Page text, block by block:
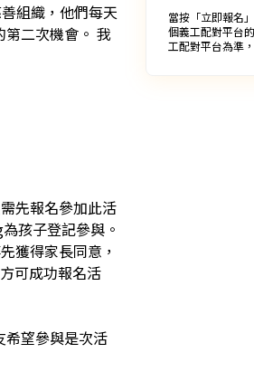
組織，他們每天
第二次機會。 我
先報名參加此活
孩子登記參與。
獲得家長同意，
可成功報名活
希望參與是次活
當按「立即報名
個義工配對平台
工配對平台為準